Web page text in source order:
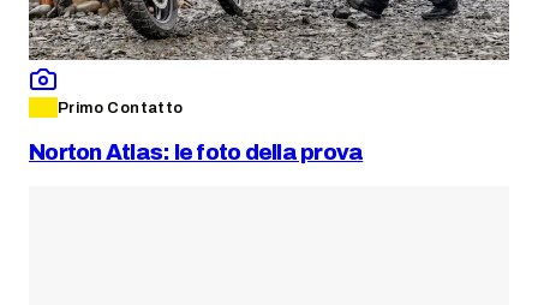
Primo Contatto
Norton Atlas: le foto della prova